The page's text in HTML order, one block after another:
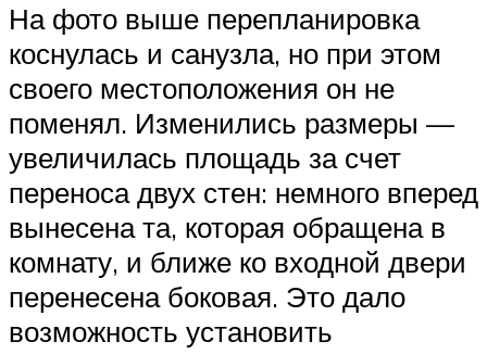
На фото выше перепланировка
коснулась и санузла, но при этом
своего местоположения он не
поменял. Изменились размеры —
увеличилась площадь за счет
переноса двух стен: немного вперед
вынесена та, которая обращена в
комнату, и ближе ко входной двери
перенесена боковая. Это дало
возможность установить